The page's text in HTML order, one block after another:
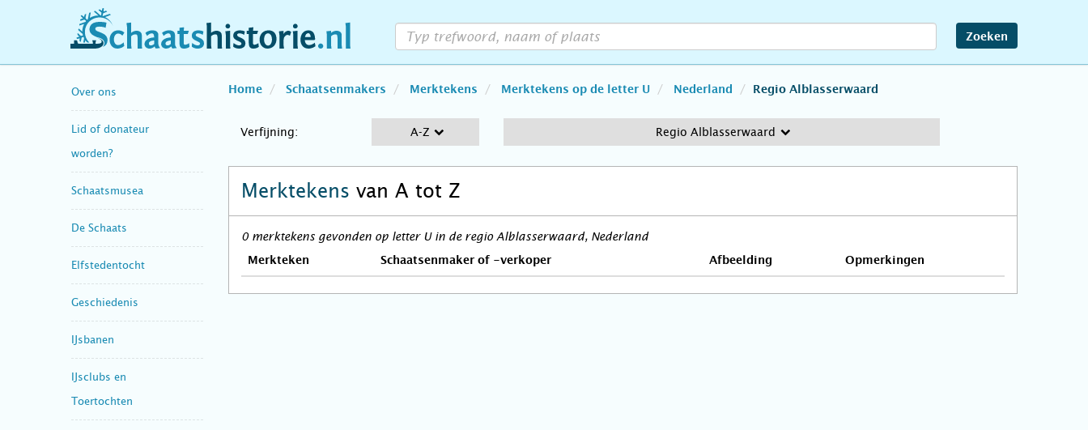
schaatshistorie.nl Zoeken
Over ons
Lid of donateur
worden?
Schaatsmusea
De Schaats
Elfstedentocht
Geschiedenis
IJsbanen
IJsclubs en
Toertochten
Home Schaatsenmakers Merktekens Merktekens op de letter U Nederland Regio Alblasserwaard
Verfijning: A-Z Regio Alblasserwaard
Merktekens van A tot Z
0 merktekens gevonden op letter U in de regio Alblasserwaard, Nederland
Merkteken Schaatsenmaker of -verkoper Afbeelding Opmerkingen